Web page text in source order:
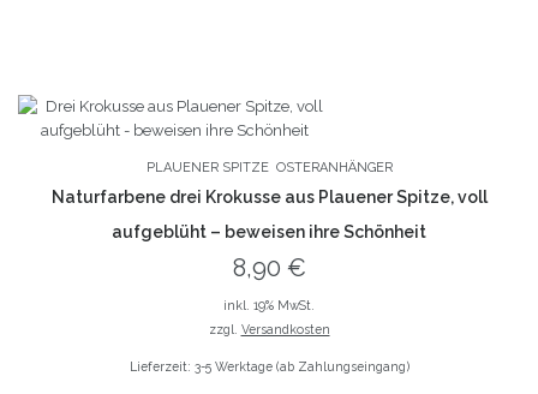
PLAUENER SPITZE OSTERANHÄNGER
Naturfarbene drei Krokusse aus Plauener Spitze, voll
aufgeblüht – beweisen ihre Schönheit
8,90 €
inkl. 19% MwSt.
zzgl. Versandkosten
Lieferzeit: 3-5 Werktage (ab Zahlungseingang)